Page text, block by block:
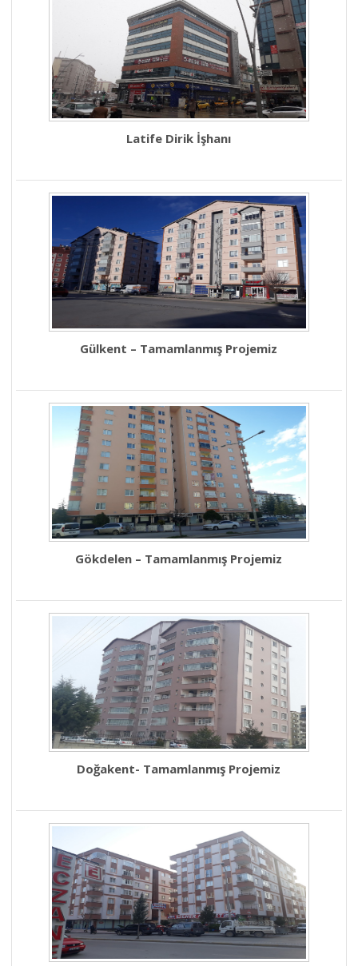
Latife Dirik İşhanı
Gülkent – Tamamlanmış Projemiz
Gökdelen – Tamamlanmış Projemiz
Doğakent- Tamamlanmış Projemiz